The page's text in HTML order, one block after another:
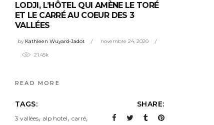
LODJI, L’HÔTEL QUI AMÈNE LE TORÉ
ET LE CARRÉ AU COEUR DES 3
VALLÉES
by Kathleen Wuyard-Jadot novembre 24, 2020
21.45k
READ MORE
TAGS:
3 vallées, alp hotel, carré,
SHARE: